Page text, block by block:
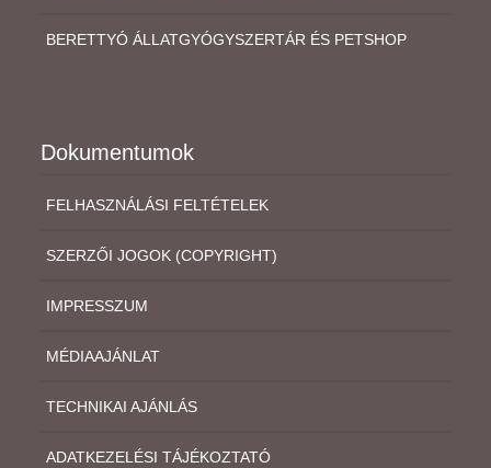
BERETTYÓ ÁLLATGYÓGYSZERTÁR ÉS PETSHOP
Dokumentumok
FELHASZNÁLÁSI FELTÉTELEK
SZERZŐI JOGOK (COPYRIGHT)
IMPRESSZUM
MÉDIAAJÁNLAT
TECHNIKAI AJÁNLÁS
ADATKEZELÉSI TÁJÉKOZTATÓ